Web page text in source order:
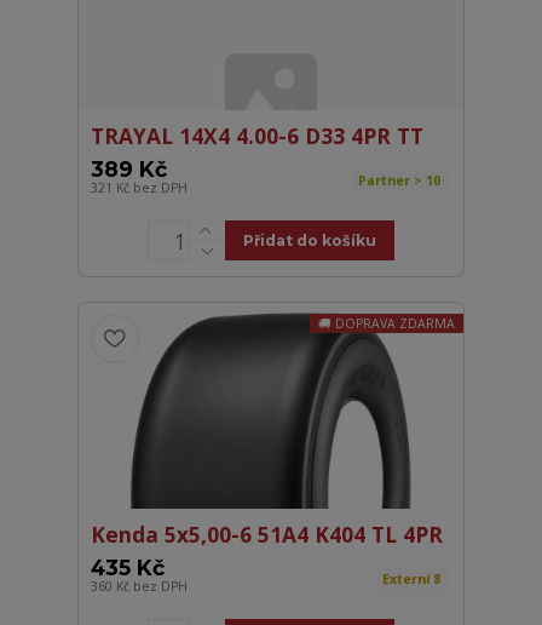
TRAYAL 14X4 4.00-6 D33 4PR TT
389 Kč
321 Kč bez DPH Partner > 10
Přidat do košíku
DOPRAVA ZDARMA
Kenda 5x5,00-6 51A4 K404 TL 4PR
435 Kč
360 Kč bez DPH Externí 8